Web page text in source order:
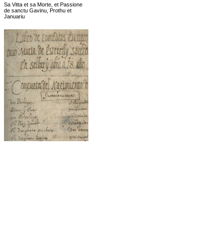
Sa Vitta et sa Morte, et Passione
de sanctu Gavinu, Prothu et
Januariu